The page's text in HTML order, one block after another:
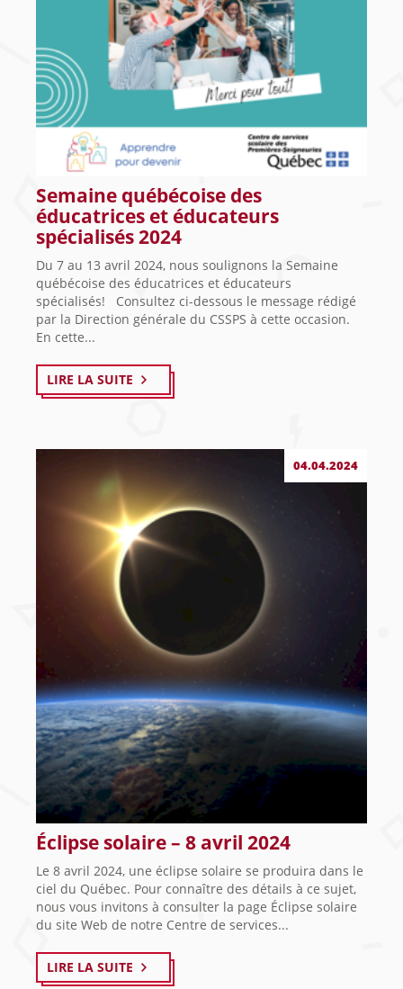
Semaine québécoise des
éducatrices et éducateurs
spécialisés 2024
Du 7 au 13 avril 2024, nous soulignons la Semaine
québécoise des éducatrices et éducateurs
spécialisés! Consultez ci-dessous le message rédigé
par la Direction générale du CSSPS à cette occasion.
En cette...
LIRE LA SUITE
04.04.2024
Éclipse solaire – 8 avril 2024
Le 8 avril 2024, une éclipse solaire se produira dans le
ciel du Québec. Pour connaître des détails à ce sujet,
nous vous invitons à consulter la page Éclipse solaire
du site Web de notre Centre de services...
LIRE LA SUITE